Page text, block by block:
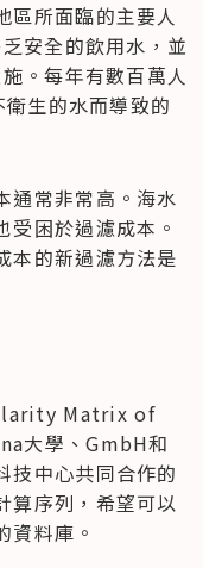
區所面臨的主要人
安全的飲用水，並
。每年有數百萬人
衛生的水而導致的
通常非常高。海水
困於過濾成本。
本的新過濾方法是
Matrix of
大學、GmbH和
技中心共同合作的
算序列，希望可以
資料庫。